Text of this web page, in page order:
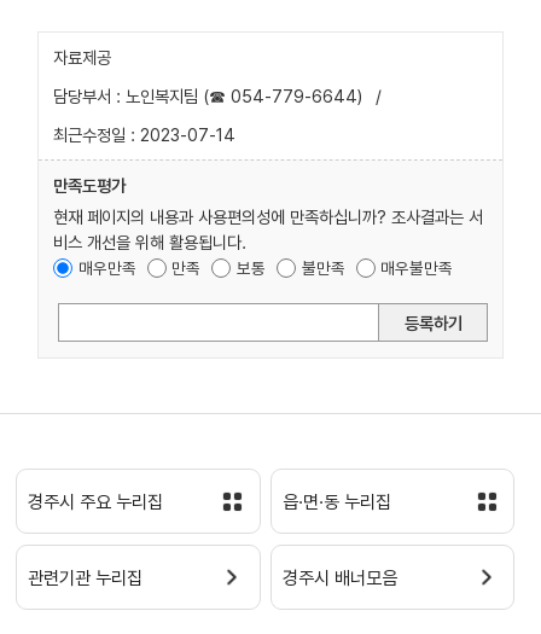
자료제공
담당부서 : 노인복지팀 (☎ 054-779-6644)
/
최근수정일 : 2023-07-14
만족도평가
현재 페이지의 내용과 사용편의성에 만족하십니까? 조사결과는 서
비스 개선을 위해 활용됩니다.
매우만족 만족 보통 불만족 매우불만족
등록하기
경주시 주요 누리집 읍·면·동 누리집
관련기관 누리집 경주시 배너모음